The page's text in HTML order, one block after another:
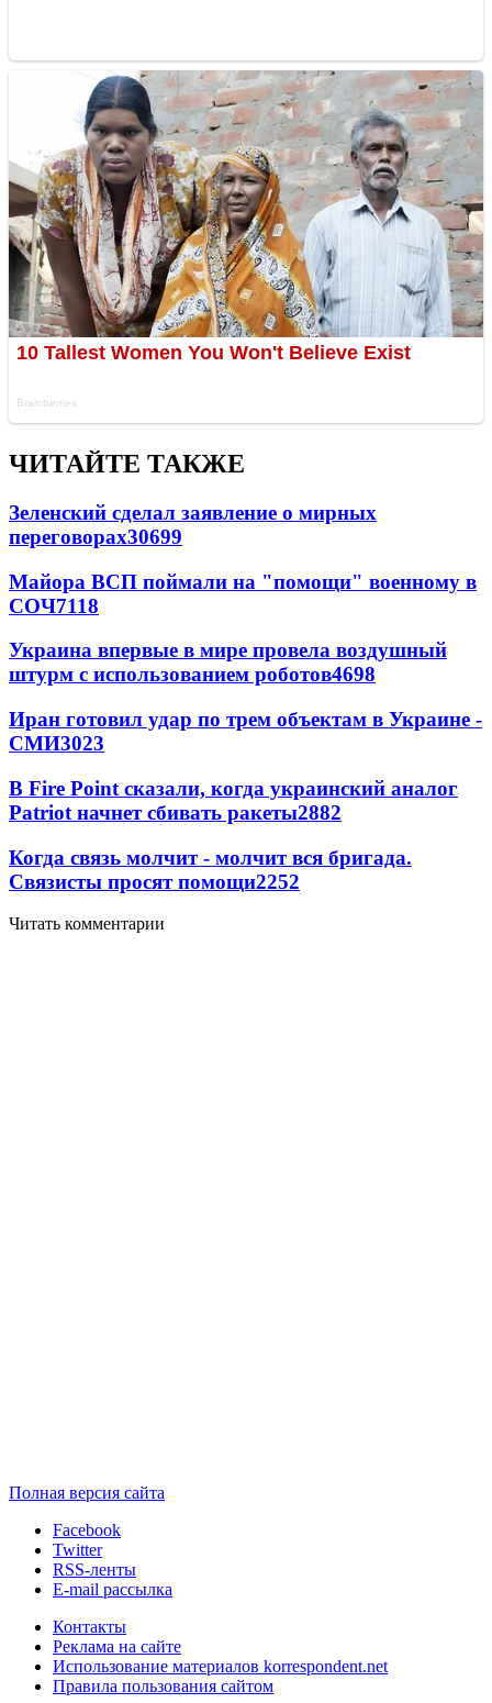
ЧИТАЙТЕ ТАКЖЕ
Зеленский сделал заявление о мирных
переговорах30699
Майора ВСП поймали на "помощи" военному в
СОЧ7118
Украина впервые в мире провела воздушный
штурм с использованием роботов4698
Иран готовил удар по трем объектам в Украине -
СМИ3023
В Fire Point сказали, когда украинский аналог
Patriot начнет сбивать ракеты2882
Когда связь молчит - молчит вся бригада.
Связисты просят помощи2252
Читать комментарии
Полная версия сайта
Facebook
Twitter
RSS-ленты
E-mail рассылка
Контакты
Реклама на сайте
Использование материалов korrespondent.net
Правила пользования сайтом